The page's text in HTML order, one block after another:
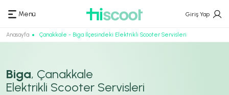
Menü Giriş Yap
Anasayfa Çanakkale - Biga İlçesindeki Elektrikli Scooter Servisleri
Biga, Çanakkale
Elektrikli Scooter Servisleri